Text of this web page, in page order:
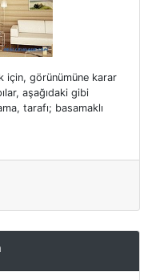
için, görünümüne karar
aşağıdaki gibi
tarafı; basamaklı